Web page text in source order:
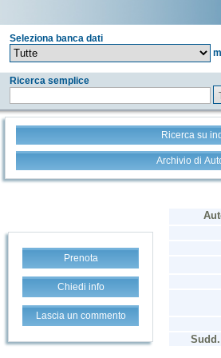
Seleziona banca dati
Ricerca semplice
Ricerca su
Archivio di
Prenota
Chiedi info
Lascia un commento